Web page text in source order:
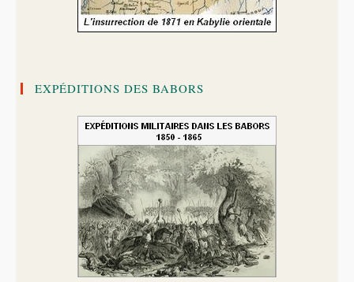
EXPÉDITIONS DES BABORS